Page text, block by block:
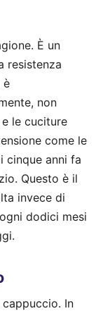
È un
resistenza
è
non
le cuciture
come le
cinque anni fa
Questo è il
invece di
dodici mesi
In